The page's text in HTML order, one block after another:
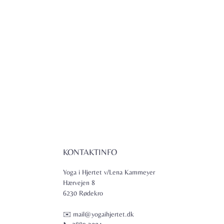
KONTAKTINFO
Yoga i Hjertet v/Lena Kammeyer
Hærvejen 8
6230 Rødekro
✉️ mail@yogaihjertet.dk